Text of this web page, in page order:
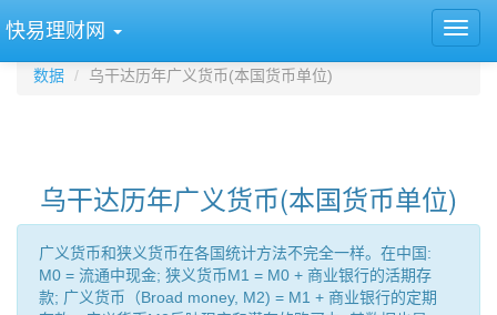
快易理财网
数据 乌干达历年广义货币(本国货币单位)
乌干达历年广义货币(本国货币单位)
广义货币和狭义货币在各国统计方法不完全一样。在中国:
M0 = 流通中现金; 狭义货币M1 = M0 + 商业银行的活期存
款; 广义货币（Broad money, M2) = M1 + 商业银行的定期